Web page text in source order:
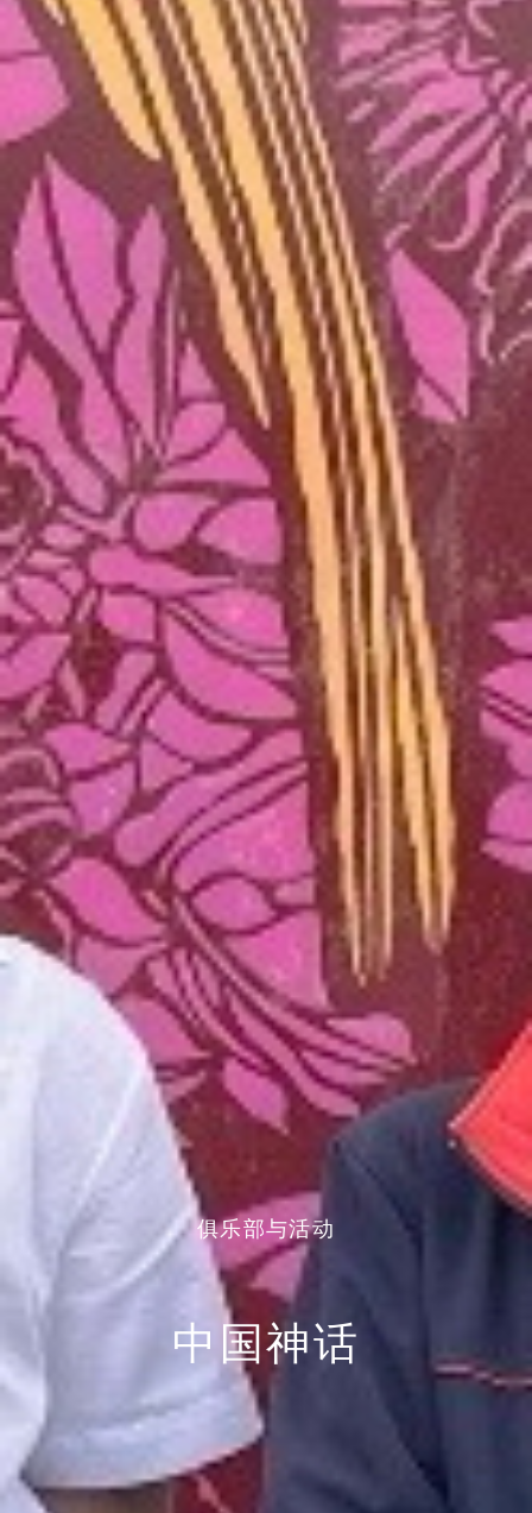
俱乐部与活动
中国神话